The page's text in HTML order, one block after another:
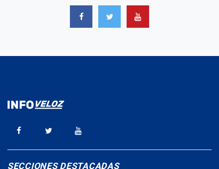
SECCIONES DESTACADAS